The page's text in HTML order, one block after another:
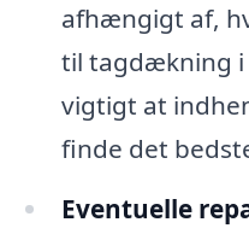
afhængigt af,
til tagdækning i
vigtigt at
finde det
Eventuelle